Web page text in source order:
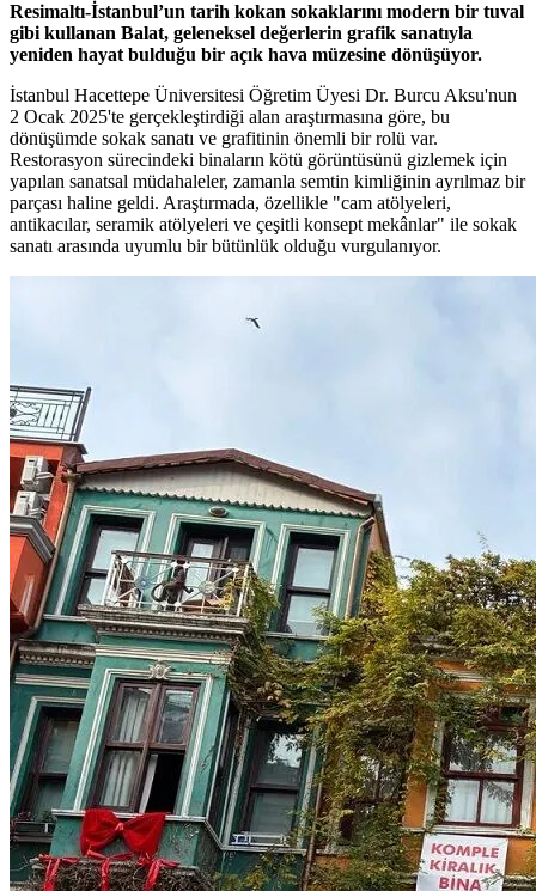
Resimaltı-İstanbul’un tarih kokan sokaklarını modern bir tuval
gibi kullanan Balat, geleneksel değerlerin grafik sanatıyla
yeniden hayat bulduğu bir açık hava müzesine dönüşüyor.
İstanbul Hacettepe Üniversitesi Öğretim Üyesi Dr. Burcu Aksu'nun
2 Ocak 2025'te gerçekleştirdiği alan araştırmasına göre, bu
dönüşümde sokak sanatı ve grafitinin önemli bir rolü var.
Restorasyon sürecindeki binaların kötü görüntüsünü gizlemek için
yapılan sanatsal müdahaleler, zamanla semtin kimliğinin ayrılmaz bir
parçası haline geldi. Araştırmada, özellikle "cam atölyeleri,
antikacılar, seramik atölyeleri ve çeşitli konsept mekânlar" ile sokak
sanatı arasında uyumlu bir bütünlük olduğu vurgulanıyor.